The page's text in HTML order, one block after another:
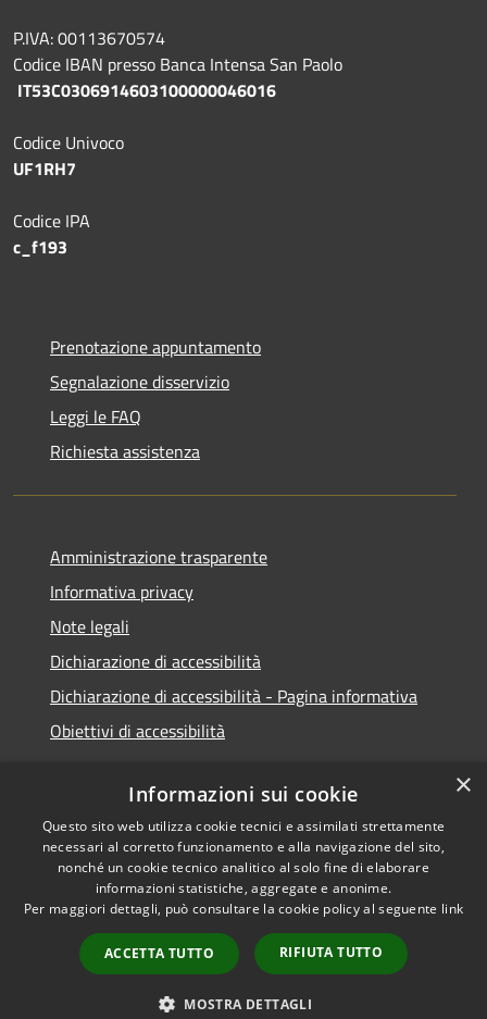
P.IVA: 00113670574
Codice IBAN presso Banca Intensa San Paolo
IT53C0306914603100000046016
Codice Univoco
UF1RH7
Codice IPA
c_f193
Prenotazione appuntamento
Segnalazione disservizio
Leggi le FAQ
Richiesta assistenza
Amministrazione trasparente
Informativa privacy
Note legali
Dichiarazione di accessibilità
Dichiarazione di accessibilità - Pagina informativa
Obiettivi di accessibilità
RSS
Accessibilità
Cookie
Mappa del sito
Extranet
Copyright © 2026 • Comune di
Micigliano • Powered by
Municipium•Accesso
redazione
×
Informazioni sui cookie
Questo sito web utilizza cookie tecnici e assimilati strettamente
necessari al corretto funzionamento e alla navigazione del sito,
nonché un cookie tecnico analitico al solo fine di elaborare
informazioni statistiche, aggregate e anonime.
Per maggiori dettagli, può consultare la cookie policy al seguente link
ACCETTA TUTTO RIFIUTA TUTTO
MOSTRA DETTAGLI